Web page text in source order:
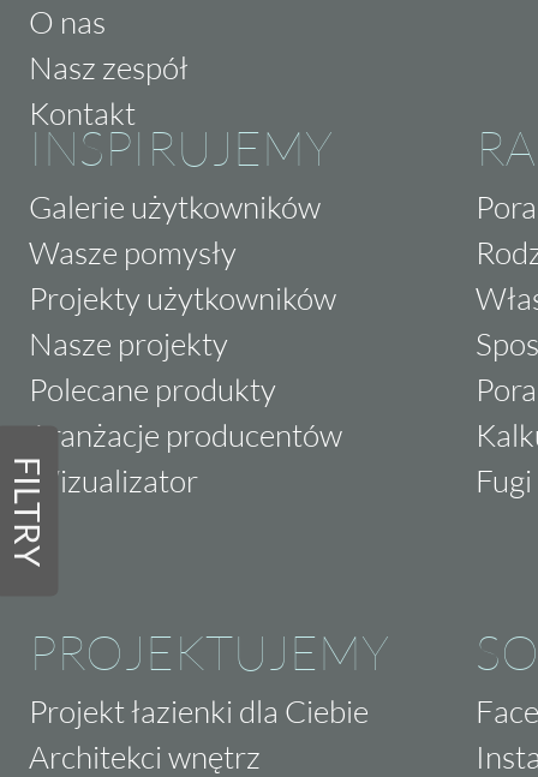
FILTRY
O nas
Nasz zespół
Kontakt
INSPIRUJEMY
Galerie użytkowników
Wasze pomysły
Projekty użytkowników
Nasze projekty
Polecane produkty
Aranżacje producentów
Wizualizator
PROJEKTUJEMY
Projekt łazienki dla Ciebie
Architekci wnętrz